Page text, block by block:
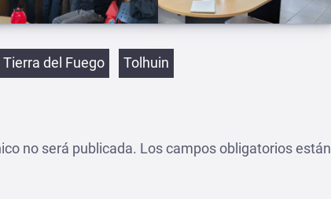
Tierra del Fuego Tolhuin
no será publicada. Los campos obligatorios están